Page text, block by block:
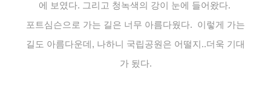
에 보였다. 그리고 청녹색의 강이 눈에 들어왔다.
포트심슨으로 가는 길은 너무 아름다웠다. 이렇게 가는
길도 아름다운데, 나하니 국립공원은 어떨지..더욱 기대
가 됬다.